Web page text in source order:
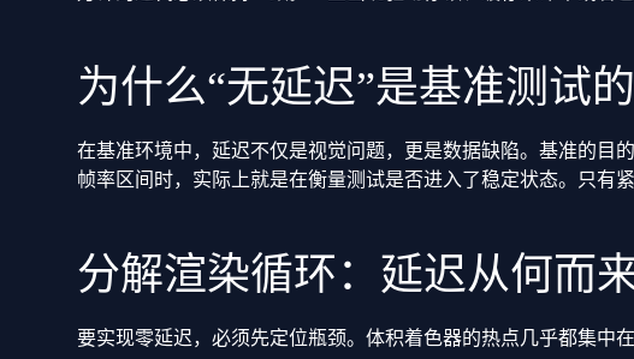
为什么“无延迟”是基准测试
在基准环境中，延迟不仅是视觉问题，更是数据缺陷。基准的目
帧率区间时，实际上就是在衡量测试是否进入了稳定状态。只有
分解渲染循环：延迟从何而
要实现零延迟，必须先定位瓶颈。体积着色器的热点几乎都集中在